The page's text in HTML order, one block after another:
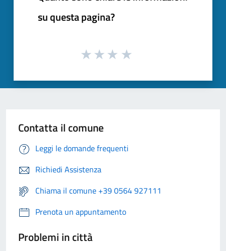
su questa pagina?
Contatta il comune
Leggi le domande frequenti
Richiedi Assistenza
Chiama il comune +39 0564 927111
Prenota un appuntamento
Problemi in città